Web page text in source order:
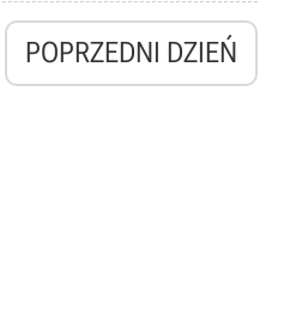
POPRZEDNI DZIEŃ